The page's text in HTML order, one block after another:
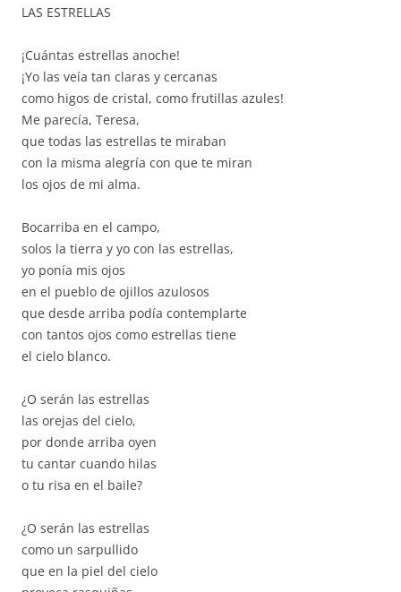
LAS ESTRELLAS
¡Cuántas estrellas anoche!
¡Yo las veía tan claras y cercanas
como higos de cristal, como frutillas azules!
Me parecía, Teresa,
que todas las estrellas te miraban
con la misma alegría con que te miran
los ojos de mi alma.
Bocarriba en el campo,
solos la tierra y yo con las estrellas,
yo ponía mis ojos
en el pueblo de ojillos azulosos
que desde arriba podía contemplarte
con tantos ojos como estrellas tiene
el cielo blanco.
¿O serán las estrellas
las orejas del cielo,
por donde arriba oyen
tu cantar cuando hilas
o tu risa en el baile?
¿O serán las estrellas
como un sarpullido
que en la piel del cielo